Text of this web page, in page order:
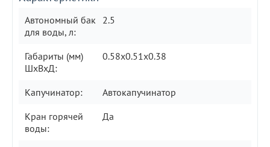
Автономный бак
для воды, л:
2.5
Габариты (мм)
ШxВxД:
0.58x0.51x0.38
Капучинатор:
Автокапучинатор
Кран горячей
воды:
Да